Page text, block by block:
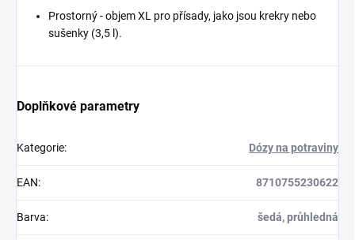
Prostorný - objem XL pro přísady, jako jsou krekry nebo
sušenky (3,5 l).
Doplňkové parametry
Kategorie: Dózy na potraviny
EAN: 8710755230622
Barva: šedá, průhledná